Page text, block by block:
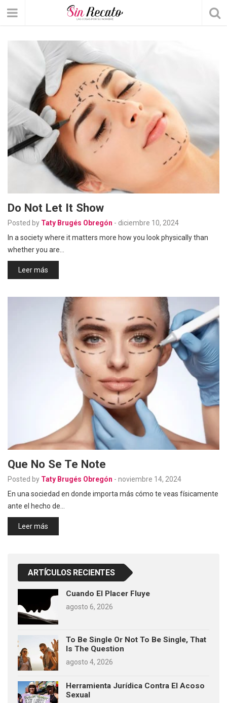
Do Not Let It Show
Posted by Taty Brugés Obregón - diciembre 10, 2024
In a society where it matters more how you look physically than
whether you are…
Leer más
Que No Se Te Note
Posted by Taty Brugés Obregón - noviembre 14, 2024
En una sociedad en donde importa más cómo te veas físicamente
ante el hecho de…
Leer más
ARTÍCULOS RECIENTES
Cuando El Placer Fluye
agosto 6, 2026
To Be Single Or Not To Be Single, That
Is The Question
agosto 4, 2026
Herramienta Jurídica Contra El Acoso
Sexual